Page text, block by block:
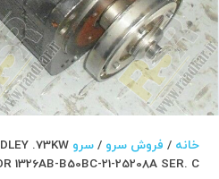
خانه / فروش سرو /سرو Allen Bradly.73KW
1326AB-B50BC-21-25208A SER. C